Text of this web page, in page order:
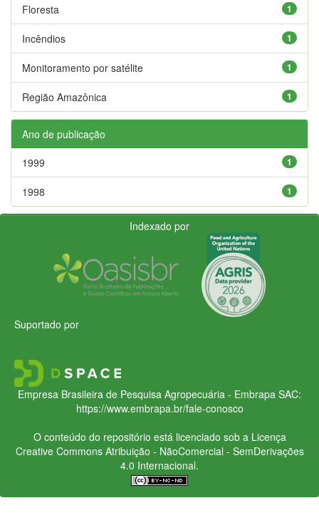
1
Floresta
1
Incêndios
1
Monitoramento por satélite
1
Região Amazônica
Ano de publicação
1
1999
1
1998
Indexado por
Suportado por
Empresa Brasileira de Pesquisa Agropecuária - Embrapa SAC:
https://www.embrapa.br/fale-conosco
O conteúdo do repositório está licenciado sob a Licença
Creative CommonsAtribuição - NãoComercial - SemDerivações
4.0 Internacional.